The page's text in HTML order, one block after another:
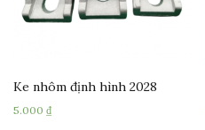
Ke nhôm định hình 2028
5.000 ₫